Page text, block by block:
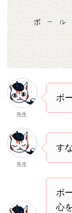
先生
ボ
先生
す
ボ
心